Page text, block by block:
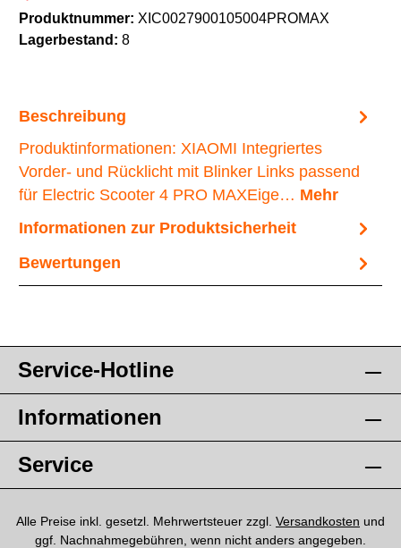
Produktnummer: XIC0027900105004PROMAX
Lagerbestand: 8
Beschreibung
Produktinformationen: XIAOMI Integriertes
Vorder- und Rücklicht mit Blinker Links passend
für Electric Scooter 4 PRO MAXEige… Mehr
Informationen zur Produktsicherheit
Bewertungen
Service-Hotline
Informationen
Service
Alle Preise inkl. gesetzl. Mehrwertsteuer zzgl. Versandkosten und
ggf. Nachnahmegebühren, wenn nicht anders angegeben.